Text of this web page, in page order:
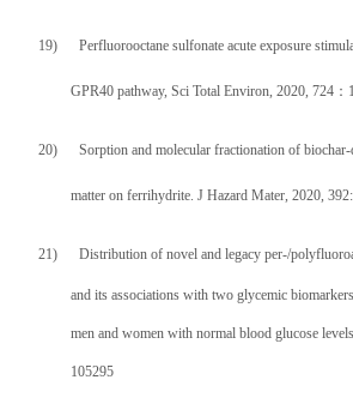
19) Perfluorooctane sulfonate acute exposure
GPR40 pathway, Sci Total Environ, 2020, 724：
20) Sorption and molecular fractionation of
matteron ferrihydrite. J Hazard Mater, 2020,
21) Distribution of novel and legacy per-/
and its associations with two glycemic
men and women with normal blood glucose
105295